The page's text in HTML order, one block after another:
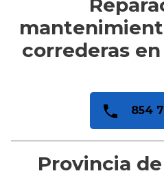
correderas
854
Provincia